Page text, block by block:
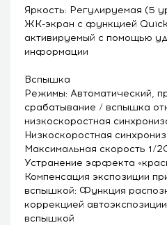
Яркость: Регулируемая (5
ЖК-экран с функцией
активируемый с помощью
информации
Вспышка
Режимы: Автоматический,
срабатывание / вспышка
низкоскоростная
Низкоскоростная
Максимальная скорость 1/
Устранение эффекта
Компенсация экспозиции
вспышкой: Функция
коррекцией
вспышкой